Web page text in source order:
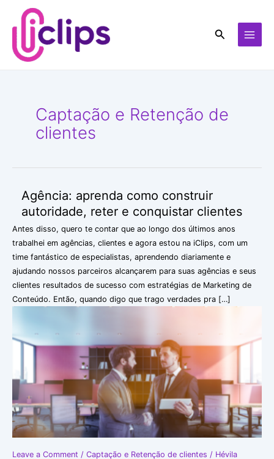
content
Search
Captação e Retenção de
clientes
Agência: aprenda como construir
autoridade, reter e conquistar clientes
Antes disso, quero te contar que ao longo dos últimos anos
trabalhei em agências, clientes e agora estou na iClips, com um
time fantástico de especialistas, aprendendo diariamente e
ajudando nossos parceiros alcançarem para suas agências e seus
clientes resultados de sucesso com estratégias de Marketing de
Conteúdo. Então, quando digo que trago verdades pra […]
Leave a Comment / Captação e Retenção de clientes / Hévila
Agência:
aprenda
clientes